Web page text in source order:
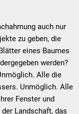
auch nur
zu geben, die
eines Baumes
werden?
Alle die
Unmöglich. Alle
Fenster und
Landschaft, das